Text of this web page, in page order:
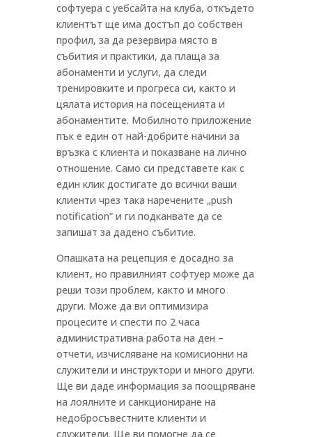
софтуера с уебсайта на клуба, откъдето
клиентът ще има достъп до собствен
профил, за да резервира място в
събития и практики, да плаща за
абонаменти и услуги, да следи
тренировките и прогреса си, както и
цялата история на посещенията и
абонаментите. Мобилното приложение
пък е един от най-добрите начини за
връзка с клиента и показване на лично
отношение. Само си представете как с
един клик достигате до всички ваши
клиенти чрез така наречените „push
notification” и ги подканвате да се
запишат за дадено събитие.
Опашката на рецепция е досадно за
клиент, но правилният софтуер може да
реши този проблем, както и много
други. Може да ви оптимизира
процесите и спести по 2 часа
административна работа на ден –
отчети, изчисляване на комисионни на
служители и инструктори и много други.
Ще ви даде информация за поощряване
на лоялните и санкциониране на
недобросъвестните клиенти и
служители. Ще ви помогне да се